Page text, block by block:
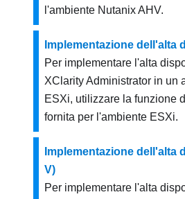
l'ambiente Nutanix AHV.
Implementazione dell'alta
Per implementare l'alta
XClarity Administrator in un
ESXi, utilizzare la funzione
fornita per l'ambiente ESXi.
Implementazione dell'alta
V)
Per implementare l'alta